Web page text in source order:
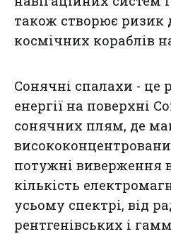
також створює ризик
космічних кораблів
Сонячні спалахи - це
енергії на поверхні
сонячних плям, де
потужні виверження
кількість
усьому спектрі, від
рентгенівських і